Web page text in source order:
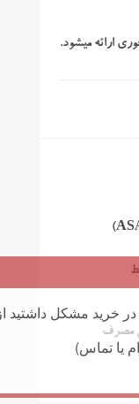
ارائه میشود.
مصرف
خرید مشکل داشتید